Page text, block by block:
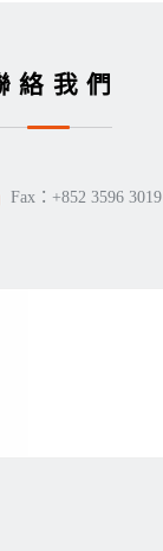
絡我們
Fax：+852 3596 3019